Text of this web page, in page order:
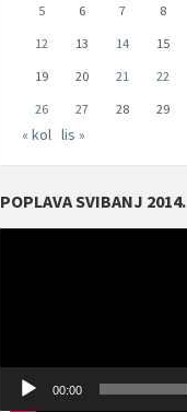
5
6 7 8
12
13 14 15
19
20 21 22
26
27 28 29
« kol lis »
POPLAVA SVIBANJ 2014.
00:00